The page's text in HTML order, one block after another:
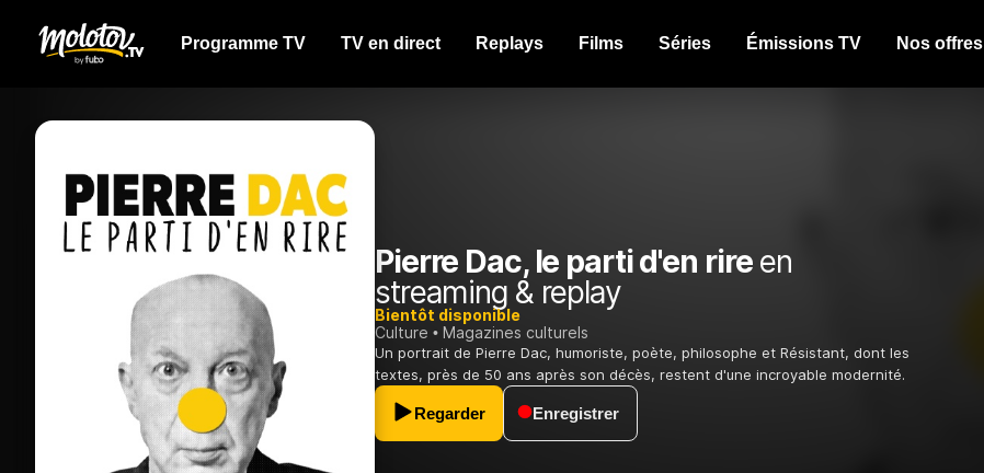
Programme TV TV en direct Replays Films Séries Émissions TV Nos offres
Pierre Dac, le parti d'en rireen
streaming & replay
Bientôt disponible
Culture
Magazines culturels
Un portrait de Pierre Dac, humoriste, poète, philosophe et Résistant, dont les
textes, près de 50 ans après son décès, restent d'une incroyable modernité.
Regarder Enregistrer